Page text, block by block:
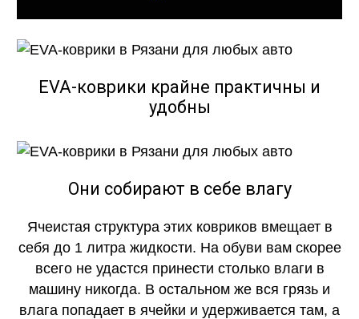
EVA-коврики крайне практичны и
удобны
Они собирают в себе влагу
Ячеистая структура этих ковриков вмещает в
себя до 1 литра жидкости. На обуви вам скорее
всего не удастся принести столько влаги в
машину никогда. В остальном же вся грязь и
влага попадает в ячейки и удерживается там, а